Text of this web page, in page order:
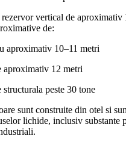
vertical de aproximativ
de:
aproximativ 10–11 metri
aproximativ 12 metri
structurala peste 30 tone
sunt construite din otel si
lichide, inclusiv substante